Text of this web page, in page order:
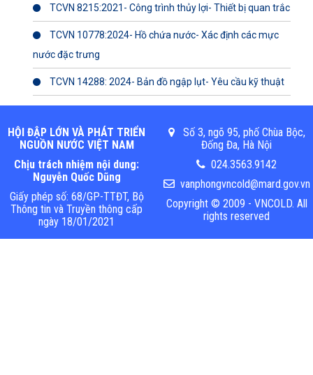
TCVN 8215:2021- Công trình thủy lợi- Thiết bị quan trắc
TCVN 10778:2024- Hồ chứa nước- Xác định các mực
nước đặc trưng
TCVN 14288: 2024- Bản đồ ngập lụt- Yêu cầu kỹ thuật
HỘI ĐẬP LỚN VÀ PHÁT TRIỂN
NGUỒN NƯỚC VIỆT NAM
Chịu trách nhiệm nội dung:
Nguyễn Quốc Dũng
Giấy phép số: 68/GP-TTĐT, Bộ
Thông tin và Truyền thông cấp
ngày 18/01/2021
Số 3, ngõ 95, phố Chùa Bộc,
Đống Đa, Hà Nội
024.3563.9142
vanphongvncold@mard.gov.vn
Copyright © 2009 - VNCOLD. All
rights reserved